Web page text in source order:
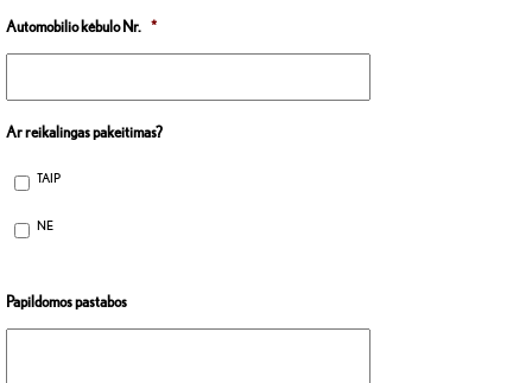
Automobilio kėbulo Nr. *
Ar reikalingas pakeitimas?
TAIP
NE
Papildomos pastabos